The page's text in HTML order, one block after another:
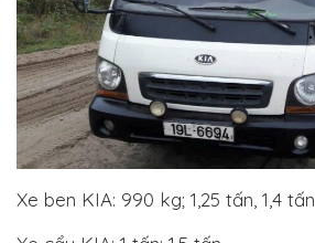
Xe ben KIA: 990 kg; 1,25 tấn, 1,4 tấn